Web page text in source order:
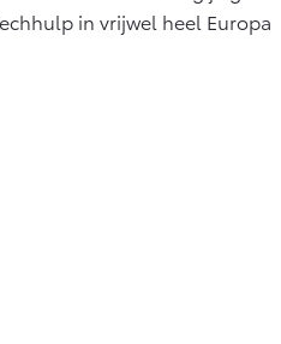
in vrijwel heel Europa